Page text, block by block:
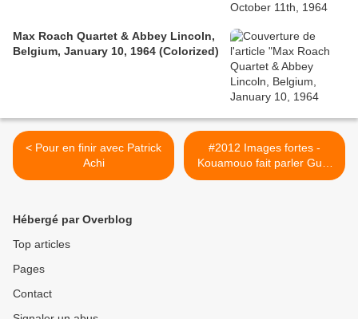
Max Roach Quartet & Abbey Lincoln,
Belgium, January 10, 1964 (Colorized)
< Pour en finir avec Patrick
Achi
#2012 Images fortes -
Kouamouo fait parler Guy-
André Kieffer et Anthony
Hébergé par Overblog
Top articles
Pages
Contact